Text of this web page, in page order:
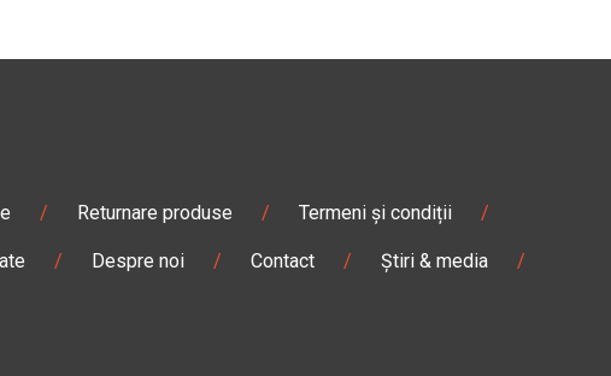
/ Returnare produse / Termeni și condiții /
/ Despre noi / Contact / Știri & media /